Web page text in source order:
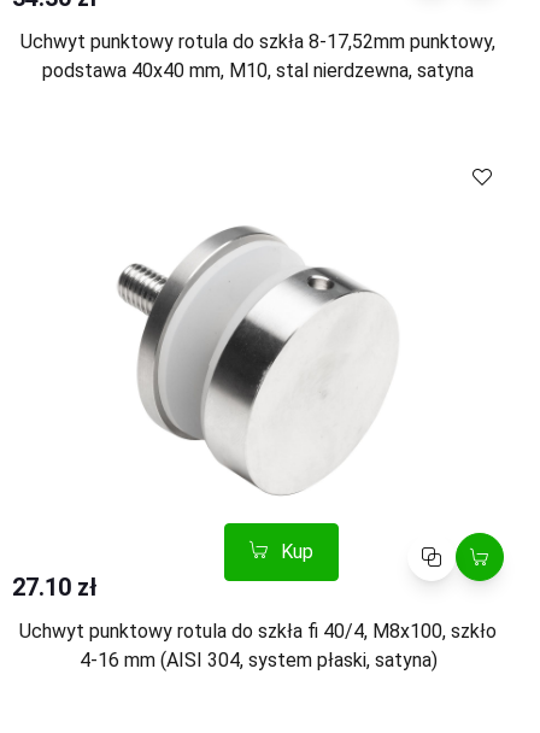
Uchwyt punktowy rotula do szkła 8-17,52mm punktowy,
podstawa 40x40 mm, M10, stal nierdzewna, satyna
Kup Porównaj
27.10 zł
Uchwyt punktowy rotula do szkła fi 40/4, M8x100, szkło
4-16 mm (AISI 304, system płaski, satyna)